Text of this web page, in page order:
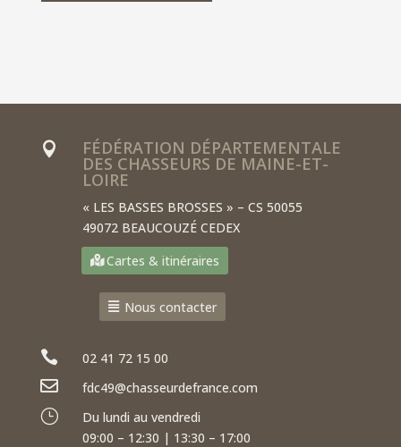
 FÉDÉRATION DÉPARTEMENTALE
DES CHASSEURS DE MAINE-ET-
LOIRE
« LES BASSES BROSSES » – CS 50055
49072 BEAUCOUZÉ CEDEX
Cartes & itinéraires
Nous contacter
 02 41 72 15 00
 fdc49@chasseurdefrance.com
}
Du lundi au vendredi
09:00 – 12:30 | 13:30 – 17:00